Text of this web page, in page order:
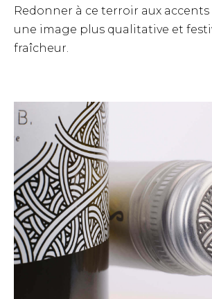
Redonner à ce terroir aux
une image plus qualitative et
fraîcheur.